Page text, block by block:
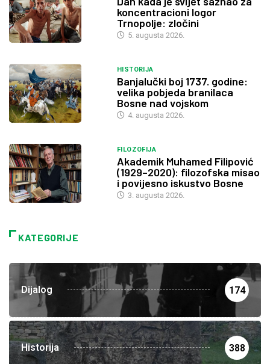
koncentracioni logor
Trnopolje: zločini
5. augusta 2026.
HISTORIJA
Banjalučki boj 1737. godine:
velika pobjeda branilaca
Bosne nad vojskom
4. augusta 2026.
FILOZOFIJA
Akademik Muhamed Filipović
(1929–2020): filozofska misao
i povijesno iskustvo Bosne
3. augusta 2026.
KATEGORIJE
Dijalog 174
Historija 388